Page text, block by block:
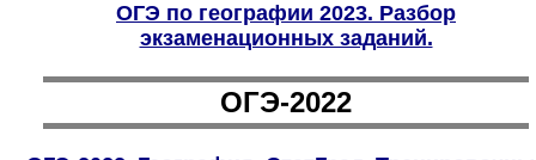
ОГЭ по географии 2023. Разбор
экзаменационных заданий.
ОГЭ-2022